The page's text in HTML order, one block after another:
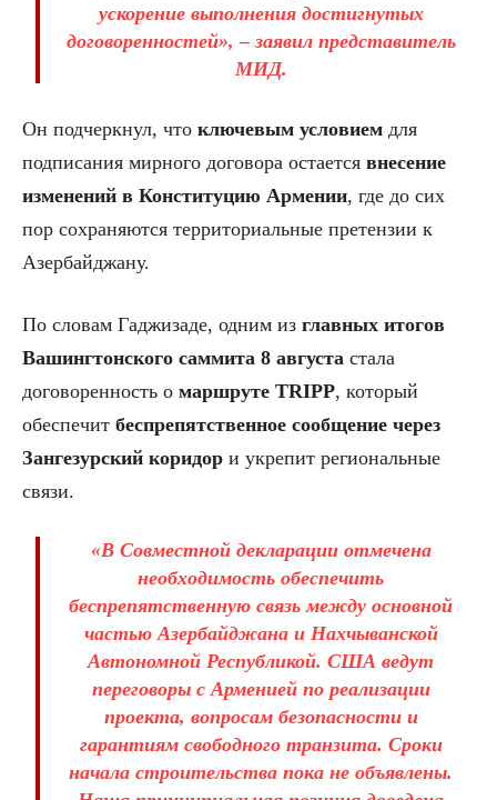
ускорение выполнения достигнутых
договоренностей», – заявил представитель
МИД.
Он подчеркнул, что ключевым условием для
подписания мирного договора остается внесение
изменений в Конституцию Армении, где до сих
пор сохраняются территориальные претензии к
Азербайджану.
По словам Гаджизаде, одним из главных итогов
Вашингтонского саммита 8 августа стала
договоренность о маршруте TRIPP, который
обеспечит беспрепятственное сообщение через
Зангезурский коридор и укрепит региональные
связи.
«В Совместной декларации отмечена
необходимость обеспечить
беспрепятственную связь между основной
частью Азербайджана и Нахчыванской
Автономной Республикой. США ведут
переговоры с Арменией по реализации
проекта, вопросам безопасности и
гарантиям свободного транзита. Сроки
начала строительства пока не объявлены.